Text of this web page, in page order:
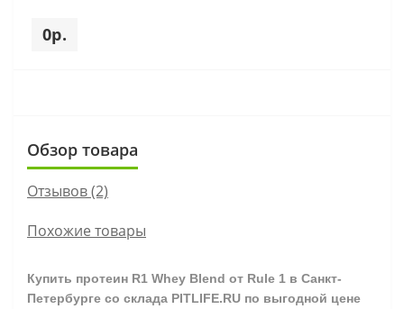
0р.
Обзор товара
Отзывов (2)
Похожие товары
Купить протеин R1 Whey Blend от Rule 1 в Санкт-
Петербурге со склада PITLIFE.RU по выгодной цене